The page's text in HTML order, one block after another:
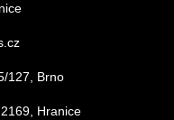
127, Brno
Hranice